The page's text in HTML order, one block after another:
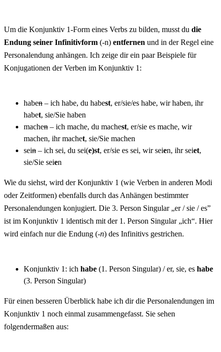
Um die Konjunktiv 1-Form eines Verbs zu bilden, musst du die
Endung seiner Infinitivform (-n) entfernen und in der Regel eine
Personalendung anhängen. Ich zeige dir ein paar Beispiele für
Konjugationen der Verben im Konjunktiv 1:
haben – ich habe, du habest, er/sie/es habe, wir haben, ihr
habet, sie/Sie haben
machen – ich mache, du machest, er/sie es mache, wir
machen, ihr machet, sie/Sie machen
sein – ich sei, du sei(e)st, er/sie es sei, wir seien, ihr seiet,
sie/Sie seien
Wie du siehst, wird der Konjunktiv 1 (wie Verben in anderen Modi
oder Zeitformen) ebenfalls durch das Anhängen bestimmter
Personalendungen konjugiert. Die 3. Person Singular „er / sie / es”
ist im Konjunktiv 1 identisch mit der 1. Person Singular „ich“. Hier
wird einfach nur die Endung (-n) des Infinitivs gestrichen.
Konjunktiv 1: ich habe (1. Person Singular) / er, sie, es habe
(3. Person Singular)
Für einen besseren Überblick habe ich dir die Personalendungen im
Konjunktiv 1 noch einmal zusammengefasst. Sie sehen
folgendermaßen aus: